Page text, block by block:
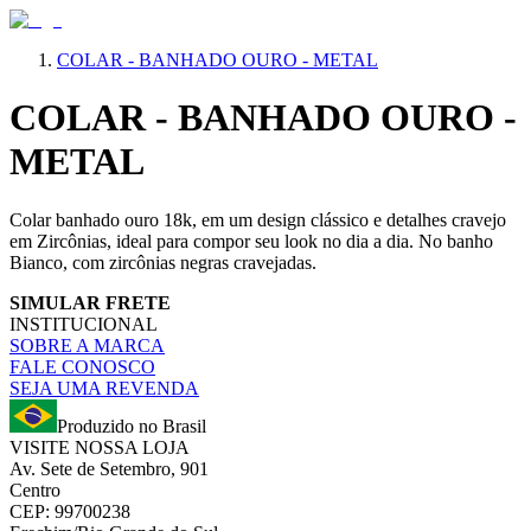
COLAR - BANHADO OURO - METAL
COLAR - BANHADO OURO -
METAL
Colar banhado ouro 18k, em um design clássico e detalhes cravejo
em Zircônias, ideal para compor seu look no dia a dia. No banho
Bianco, com zircônias negras cravejadas.
SIMULAR FRETE
INSTITUCIONAL
SOBRE A MARCA
FALE CONOSCO
SEJA UMA REVENDA
Produzido no Brasil
VISITE NOSSA LOJA
Av. Sete de Setembro, 901
Centro
CEP: 99700238